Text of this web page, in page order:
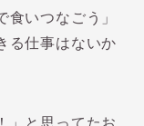
いつなごう」
る仕事はないか
」と思ってたお